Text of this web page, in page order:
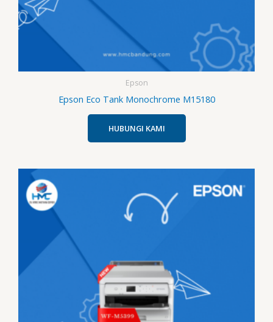
Epson
Epson Eco Tank Monochrome M15180
HUBUNGI KAMI